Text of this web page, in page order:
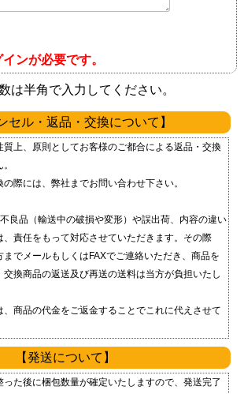
ンが必要です。
は半角で入力してください。
セル・返品・交換について】
上、原則としてお客様のご都合による返品・交換
際には、弊社までお問い合わせ下さい。
良品（輸送中の破損や変形）や誤出荷、内容の違い
責任をもって対応させていただきます。 その際
でメールもしくはFAXでご連絡いただき、商品を
交換商品の返送及び再送の送料は当方が負担いたし
商品の代金をご返金することでこれに代えさせて
【発送について】
た後に梱包数量が確定いたしますので、発送完了